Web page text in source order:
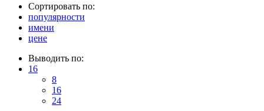
Сортировать по:
популярности
имени
цене
Выводить по:
16
8
16
24